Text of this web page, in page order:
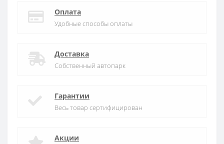
Оплата
Удобные способы оплаты
Доставка
Собственный автопарк
Гарантии
Весь товар сертифицирован
Акции